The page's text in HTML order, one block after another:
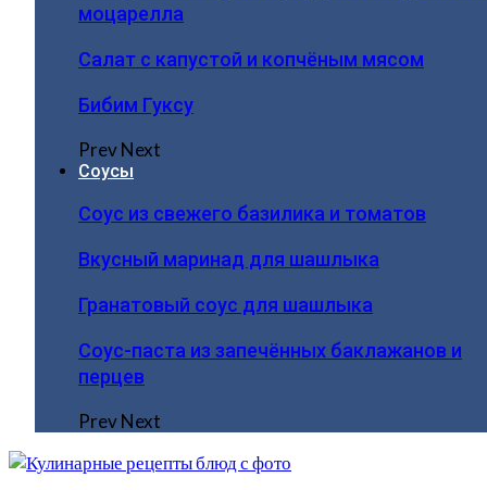
моцарелла
Салат с капустой и копчёным мясом
Бибим Гуксу
PrevNext
Соусы
Соус из свежего базилика и томатов
Вкусный маринад для шашлыка
Гранатовый соус для шашлыка
Соус-паста из запечённых баклажанов и
перцев
PrevNext